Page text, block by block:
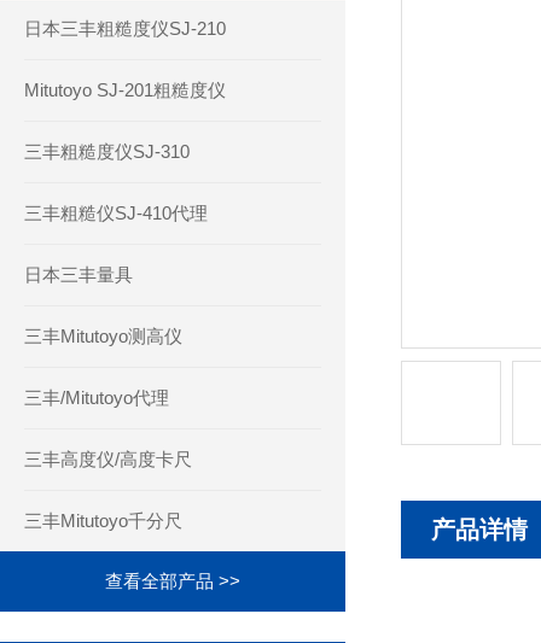
日本三丰粗糙度仪SJ-210
Mitutoyo SJ-201粗糙度仪
三丰粗糙度仪SJ-310
三丰粗糙仪SJ-410代理
日本三丰量具
三丰Mitutoyo测高仪
三丰/Mitutoyo代理
三丰高度仪/高度卡尺
三丰Mitutoyo千分尺
查看全部产品 >>
产品详情